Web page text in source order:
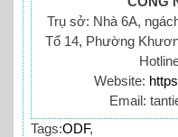
Trụ sở: Nhà 6A,
Tổ 14, Phường
Website:
Email:
Tags:ODF,